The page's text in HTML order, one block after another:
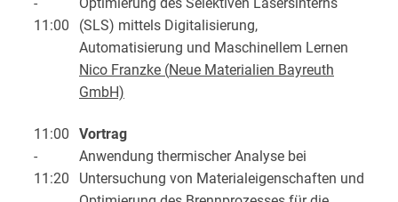
11:00
(SLS) mittels Digitalisierung,
Automatisierung und Maschinellem Lernen
Nico Franzke (Neue Materialien Bayreuth
GmbH)
11:00
-
11:20
Vortrag
Anwendung thermischer Analyse bei
Untersuchung von Materialeigenschaften und